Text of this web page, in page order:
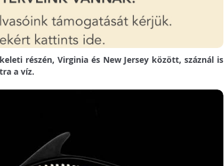
részén, Virginia és New Jersey között, száznál is
a víz.